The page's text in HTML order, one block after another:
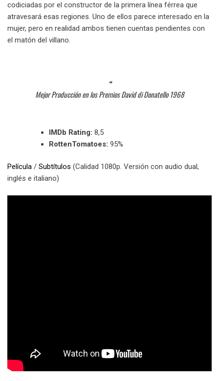
codiciadas por el constructor de la primera línea férrea que
atravesará esas regiones. Uno de ellos parece interesado en la
mujer, pero en realidad ambos tienen cuentas pendientes con
el matón del villano.
Mejor Producción en los Premios David di Donatello 1968
IMDb Rating: 8,5
RottenTomatoes: 95%
Película / Subtítulos (Calidad 1080p. Versión con audio dual,
inglés e italiano)